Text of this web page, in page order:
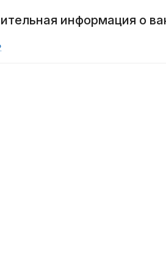
информация о